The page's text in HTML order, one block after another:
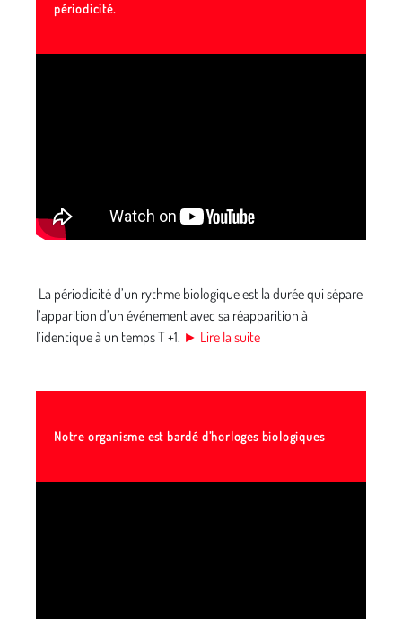
périodicité.
La périodicité d’un rythme biologique est la durée qui sépare
l’apparition d’un événement avec sa réapparition à
l’identique à un temps T +1. ► Lire la suite
Notre organisme est bardé d’horloges biologiques